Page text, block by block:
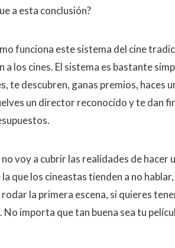
a esta conclusión?
funciona este sistema del cine
los cines. El sistema es bastante
te descubren, ganas premios, haces
un director reconocido y te dan
voy a cubrir las realidades de hacer
que los cineastas tienden a no
la primera escena, si quieres
importa que tan buena sea tu